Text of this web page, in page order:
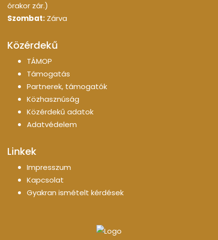
órakor zár.)
Szombat: Zárva
Közérdekű
TÁMOP
Támogatás
Partnerek, támogatók
Közhasznúság
Közérdekű adatok
Adatvédelem
Linkek
Impresszum
Kapcsolat
Gyakran ismételt kérdések